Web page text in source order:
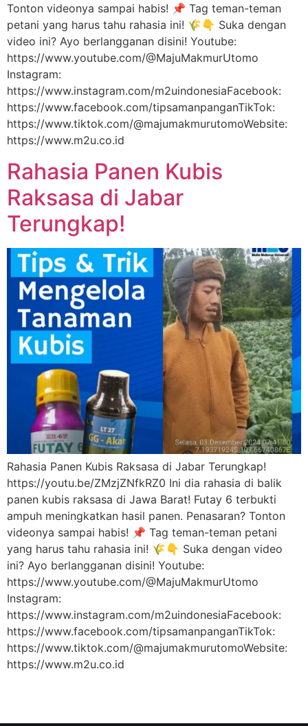
Tonton videonya sampai habis! 📌 Tag teman-teman
petani yang harus tahu rahasia ini! 🌾👇 Suka dengan
video ini? Ayo berlangganan disini! Youtube:
https://www.youtube.com/@MajuMakmurUtomo
Instagram:
https://www.instagram.com/m2uindonesiaFacebook:
https://www.facebook.com/tipsamanpanganTikTok:
https://www.tiktok.com/@majumakmurutomoWebsite:
https://www.m2u.co.id
Rahasia Panen Kubis
Raksasa di Jabar
Terungkap!
Rahasia Panen Kubis Raksasa di Jabar Terungkap!
https://youtu.be/ZMzjZNfkRZ0 Ini dia rahasia di balik
panen kubis raksasa di Jawa Barat! Futay 6 terbukti
ampuh meningkatkan hasil panen. Penasaran? Tonton
videonya sampai habis! 📌 Tag teman-teman petani
yang harus tahu rahasia ini! 🌾👇 Suka dengan video
ini? Ayo berlangganan disini! Youtube:
https://www.youtube.com/@MajuMakmurUtomo
Instagram:
https://www.instagram.com/m2uindonesiaFacebook:
https://www.facebook.com/tipsamanpanganTikTok:
https://www.tiktok.com/@majumakmurutomoWebsite:
https://www.m2u.co.id